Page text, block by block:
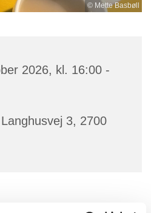
© Mette Basbøll
2026, kl. 16:00 -
3, 2700